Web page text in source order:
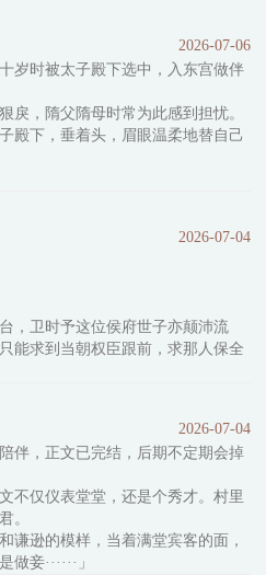
递刀：“陛下，臣的大哥是个废
必惹死罪。不如借臣的手，让他们
死他。谁知道，这看似乖顺的小白
2026-07-06
岁时被太子殿下选中，入东宫做伴
戾，隋父隋母时常为此感到担忧。
殿下，垂着头，眉眼温柔地替自己
做事更全凭本心，不顾大局，甚至
引得朝廷动荡。
库丰盈，海晏河清，四方土地万国
多，仿佛从前的一切昏聩都是刻意
2026-07-04
，卫时予这位侯府世子亦颠沛流
能求到当朝权臣跟前，求那人保全
巴。
连勒纳狎弄着他的嘴唇，语气薄凉
是会帮你的。”
心甘情愿地在这位病弱世子身边守
子爷能多看自己几眼。
这
2026-07-04
伴，正文已完结，后期不定期会掉
不仅仪表堂堂，还是个秀才。村里
。
谦逊的模样，当着满堂宾客的面，
妾······」